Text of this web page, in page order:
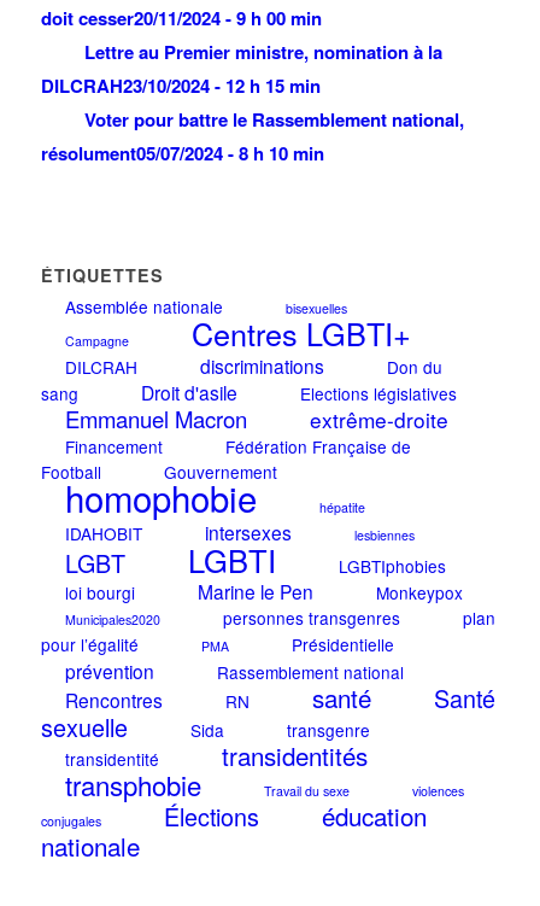
doit cesser20/11/2024 - 9 h 00 min
Lettre au Premier ministre, nomination à la
DILCRAH23/10/2024 - 12 h 15 min
Voter pour battre le Rassemblement national,
résolument05/07/2024 - 8 h 10 min
ÉTIQUETTES
Assemblée nationale
bisexuelles
Campagne
Centres LGBTI+
DILCRAH discriminations
Don du
sang
Droit d'asile Elections législatives
Emmanuel Macron extrême-droite
Financement
Fédération Française de
Football
Gouvernement
homophobie hépatite
IDAHOBIT intersexes lesbiennes
LGBT LGBTI
LGBTIphobies
loi bourgi
Marine le Pen Monkeypox
Municipales2020 personnes transgenres
plan
pour l’égalité
PMA Présidentielle
prévention Rassemblement national
Rencontres RN santé
Santé
sexuelle
Sida
transgenre
transidentité
transidentités
transphobie Travail du sexe
violences
conjugales
Élections
éducation
nationale